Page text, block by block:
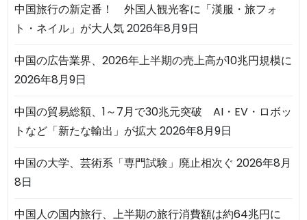
中国旅行の新定番！ 外国人観光客に「漢服・旅フォ
ト・ネイル」が大人気2026年8月9日
中国の広告業界、2026年上半期の売上高が10兆円規模に
2026年8月9日
中国の貿易総額、1～7月で30兆元突破 AI・EV・ロボッ
トなど「新たな輸出」が拡大 2026年8月9日
中国の大学、芸術系「専門試験」廃止相次ぐ 2026年8月
8日
中国人の国内旅行、上半期の旅行消費額は約64兆円に